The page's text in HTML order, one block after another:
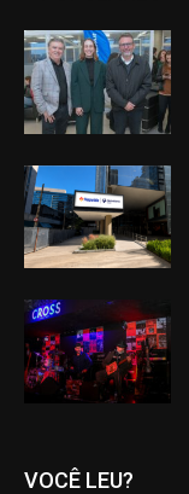
VOCÊ LEU?